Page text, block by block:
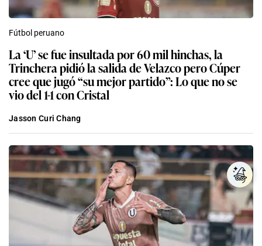
Fútbol peruano
La ‘U’ se fue insultada por 60 mil hinchas, la
Trinchera pidió la salida de Velazco pero Cúper
cree que jugó “su mejor partido”: Lo que no se
vio del 1-1 con Cristal
Jasson Curi Chang